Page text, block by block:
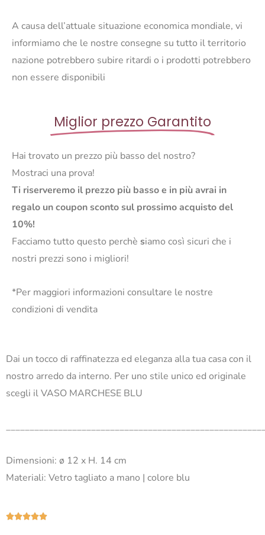
A causa dell’attuale situazione economica mondiale, vi
informiamo che le nostre consegne su tutto il territorio
nazione potrebbero subire ritardi o i prodotti potrebbero
non essere disponibili
Miglior prezzo Garantito
Hai trovato un prezzo più basso del nostro?
Mostraci una prova!
Ti riserveremo il prezzo più basso e in più avrai in
regalo un coupon sconto sul prossimo acquisto del
10%!
Facciamo tutto questo perchè siamo così sicuri che i
nostri prezzi sono i migliori!
*Per maggiori informazioni consultare le nostre
condizioni di vendita
Dai un tocco di raffinatezza ed eleganza alla tua casa con il
nostro arredo da interno. Per uno stile unico ed originale
scegli il VASO MARCHESE BLU
Dimensioni: ø 12 x H. 14 cm
Materiali: Vetro tagliato a mano | colore blu
Valutazione